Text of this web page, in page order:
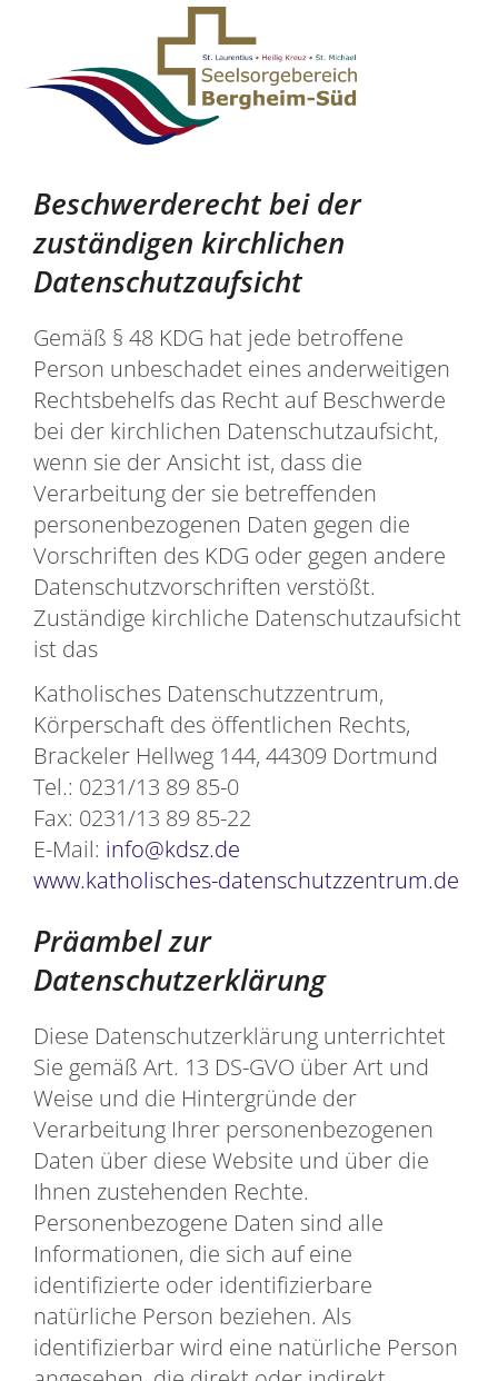
Zum Inhalt springen
Beschwerderecht bei der
zuständigen kirchlichen
Datenschutzaufsicht
Gemäß § 48 KDG hat jede betroffene
Person unbeschadet eines anderweitigen
Rechtsbehelfs das Recht auf Beschwerde
bei der kirchlichen Datenschutzaufsicht,
wenn sie der Ansicht ist, dass die
Verarbeitung der sie betreffenden
personenbezogenen Daten gegen die
Vorschriften des KDG oder gegen andere
Datenschutzvorschriften verstößt.
Zuständige kirchliche Datenschutzaufsicht
ist das
Katholisches Datenschutzzentrum,
Körperschaft des öffentlichen Rechts,
Brackeler Hellweg 144, 44309 Dortmund
Tel.: 0231/13 89 85-0
Fax: 0231/13 89 85-22
E-Mail: info@kdsz.de
www.katholisches-datenschutzzentrum.de
Präambel zur
Datenschutzerklärung
Diese Datenschutzerklärung unterrichtet
Sie gemäß Art. 13 DS-GVO über Art und
Weise und die Hintergründe der
Verarbeitung Ihrer personenbezogenen
Daten über diese Website und über die
Ihnen zustehenden Rechte.
Personenbezogene Daten sind alle
Informationen, die sich auf eine
identifizierte oder identifizierbare
natürliche Person beziehen. Als
identifizierbar wird eine natürliche Person